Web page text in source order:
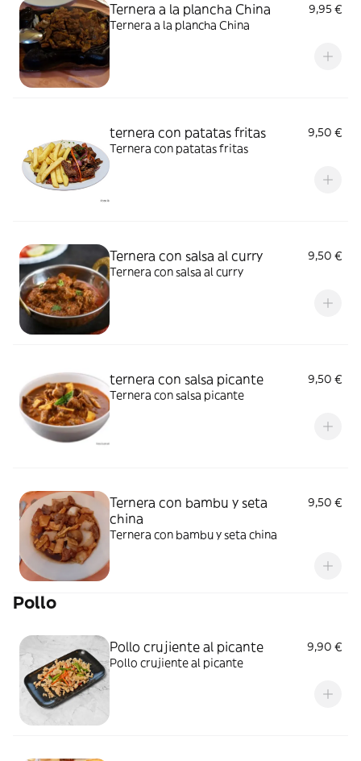
Ternera a la plancha China
9,95 €
Ternera a la plancha China
ternera con patatas fritas
9,50 €
Ternera con patatas fritas
Ternera con salsa al curry
9,50 €
Ternera con salsa al curry
ternera con salsa picante
9,50 €
Ternera con salsa picante
Ternera con bambu y seta
china
9,50 €
Ternera con bambu y seta china
Pollo
Pollo crujiente al picante
9,90 €
Pollo crujiente al picante